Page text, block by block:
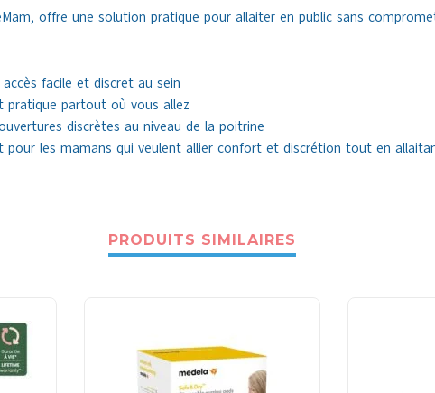
offre une solution pratique pour allaiter en public sans
facile et discret au sein
pratique partout où vous allez
discrètes au niveau de la poitrine
pour les mamans qui veulent allier confort et discrétion tout en
PRODUITS SIMILAIRES